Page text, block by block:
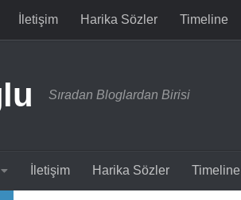
İletişim Harika Sözler Timeline
Sıradan Bloglardan Birisi
İletişim Harika Sözler Timeline